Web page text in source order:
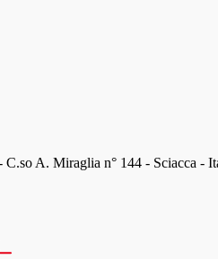
C.so A. Miraglia n° 144 - Sciacca -